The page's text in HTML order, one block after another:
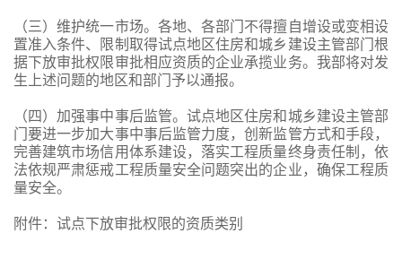
（三）维护统一市场。各地、各部门不得擅自增设或变相设
置准入条件、限制取得试点地区住房和城乡建设主管部门根
据下放审批权限审批相应资质的企业承揽业务。我部将对发
生上述问题的地区和部门予以通报。
（四）加强事中事后监管。试点地区住房和城乡建设主管部
门要进一步加大事中事后监管力度，创新监管方式和手段，
完善建筑市场信用体系建设，落实工程质量终身责任制，依
法依规严肃惩戒工程质量安全问题突出的企业，确保工程质
量安全。
附件：试点下放审批权限的资质类别